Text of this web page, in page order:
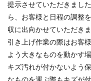
提示させていただきまし
ら、お客様と日程の調整
収に出向かせていただきま
引き上げ作業の際はお客
よう大きなものを動かす
キズ汚れが付かないよう